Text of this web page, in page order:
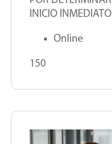
INICIO INMEDIATO
Online
150